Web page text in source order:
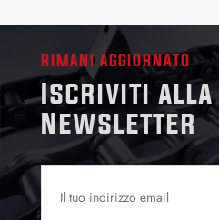
RIMANI AGGIORNATO
Iscriviti alla
Newsletter